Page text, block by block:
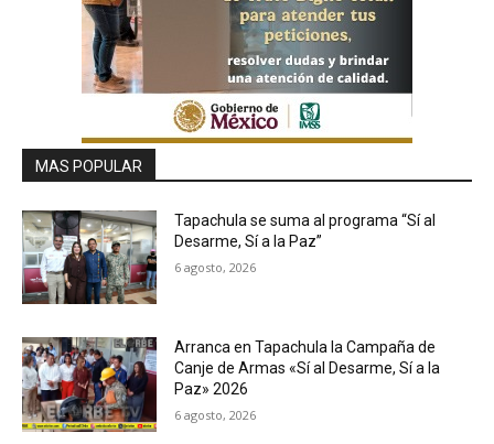
MAS POPULAR
Tapachula se suma al programa “Sí al
Desarme, Sí a la Paz”
6 agosto, 2026
Arranca en Tapachula la Campaña de
Canje de Armas «Sí al Desarme, Sí a la
Paz» 2026
6 agosto, 2026